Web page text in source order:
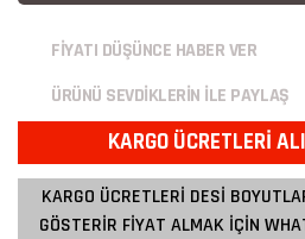
FİYATI DÜŞÜNCE HABER VER
ÜRÜNÜ SEVDİKLERİN İLE PAYLAŞ
KARGO ÜCRETLERİ
KARGO ÜCRETLERİ DESİ
GÖSTERİR FİYAT ALMAK İÇİN